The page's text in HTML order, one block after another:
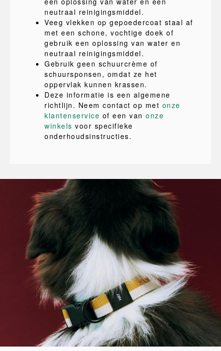
neutraal reinigingsmiddel.
Veeg vlekken op gepoedercoat staal af
met een schone, vochtige doek of
gebruik een oplossing van water en
neutraal reinigingsmiddel.
Gebruik geen schuurcrème of
schuursponsen, omdat ze het
oppervlak kunnen krassen.
Deze informatie is een algemene
richtlijn. Neem contact op met onze
klantenservice of een van onze
winkels voor specifieke
onderhoudsinstructies.